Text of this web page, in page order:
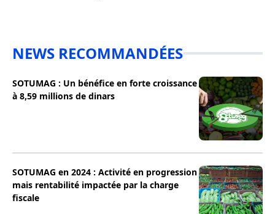
NEWS RECOMMANDÉES
SOTUMAG : Un bénéfice en forte croissance
à 8,59 millions de dinars
SOTUMAG en 2024 : Activité en progression
mais rentabilité impactée par la charge
fiscale